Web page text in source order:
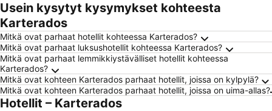
Usein kysytyt kysymykset kohteesta
Karterados
Mitkä ovat parhaat hotellit kohteessa Karterados?
Mitkä ovat parhaat luksushotellit kohteessa Karterados?
Mitkä ovat parhaat lemmikkiystävälliset hotellit kohteessa
Karterados?
Mitkä ovat kohteen Karterados parhaat hotellit, joissa on kylpylä?
Mitkä ovat kohteen Karterados parhaat hotellit, joissa on uima-allas?
Hotellit – Karterados